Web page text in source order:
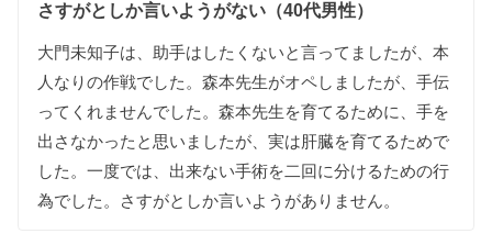
さすがとしか言いようがない（40代男性）
大門未知子は、助手はしたくないと言ってましたが、本
人なりの作戦でした。森本先生がオペしましたが、手伝
ってくれませんでした。森本先生を育てるために、手を
出さなかったと思いましたが、実は肝臓を育てるためで
した。一度では、出来ない手術を二回に分けるための行
為でした。さすがとしか言いようがありません。